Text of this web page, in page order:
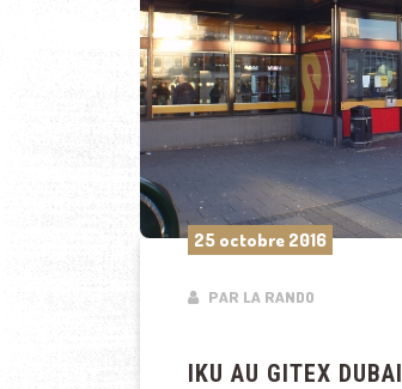
25 octobre 2016
PAR LA RANDO
IKU AU GITEX DUBAI